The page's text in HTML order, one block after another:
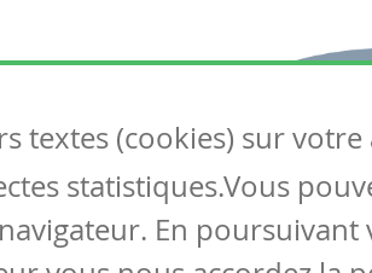
Suivez-
Contactez-
Soutien
textes (cookies) sur
statistiques.Vous
En